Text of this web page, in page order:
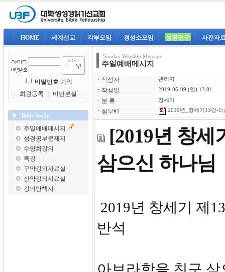
HOME 세계선교 각부모임 경성소모임 성경연구 사진자
비밀번호 기억
회원등록
비번분실
Bible Study
주일예배메시지
성경공부문제지
수양회강의
특강
구약강의자료실
신약강의자료실
강의안책자
Sunday Worship Message
주일예배메시지
ㆍ 작성자 관리자
ㆍ 작성일 2019-06-09 (일) 13:01
ㆍ 분 류 창세기
ㆍ 첨부#1 2019년_창세기13강-1(
[2019년 창세
삼으신 하나님
2019년
반석